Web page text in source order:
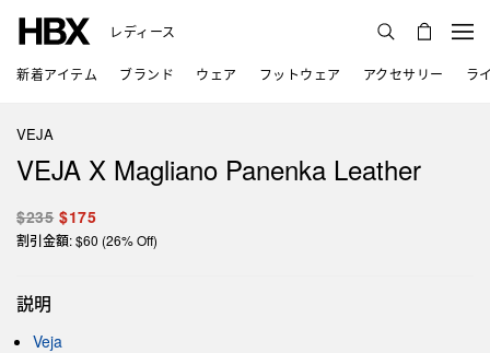
レディース
新着アイテム ブランド ウェア フットウェア アクセサリー ラ
VEJA
VEJA X Magliano Panenka Leather
$235 $175
割引金額: $60 (26% Off)
説明
Veja